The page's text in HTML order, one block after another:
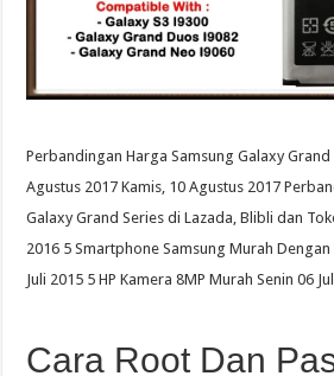
Perbandingan Harga Samsung Galaxy
Agustus 2017 Kamis, 10 Agustus 2017
Galaxy Grand Series di Lazada, Blibli dan
2016 5 Smartphone Samsung Murah Dengan
Juli 2015 5 HP Kamera 8MP Murah Senin 06
Cara Root Dan